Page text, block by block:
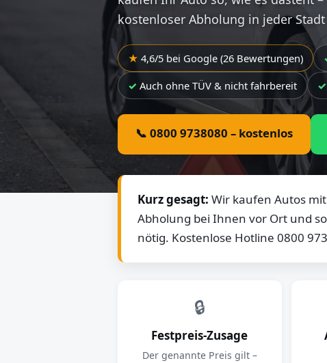
kostenloser Abholung in jeder
4,6/5 bei Google (26 Bewertungen)
Auch ohne TÜV & nicht fahrbereit
📞 0800 9738080 – kostenlos
Kurz gesagt: Wir kaufen Autos
Abholung bei Ihnen vor Ort und
nötig. Kostenlose Hotline 0800
🔒
Festpreis-Zusage
Der genannte Preis gilt –